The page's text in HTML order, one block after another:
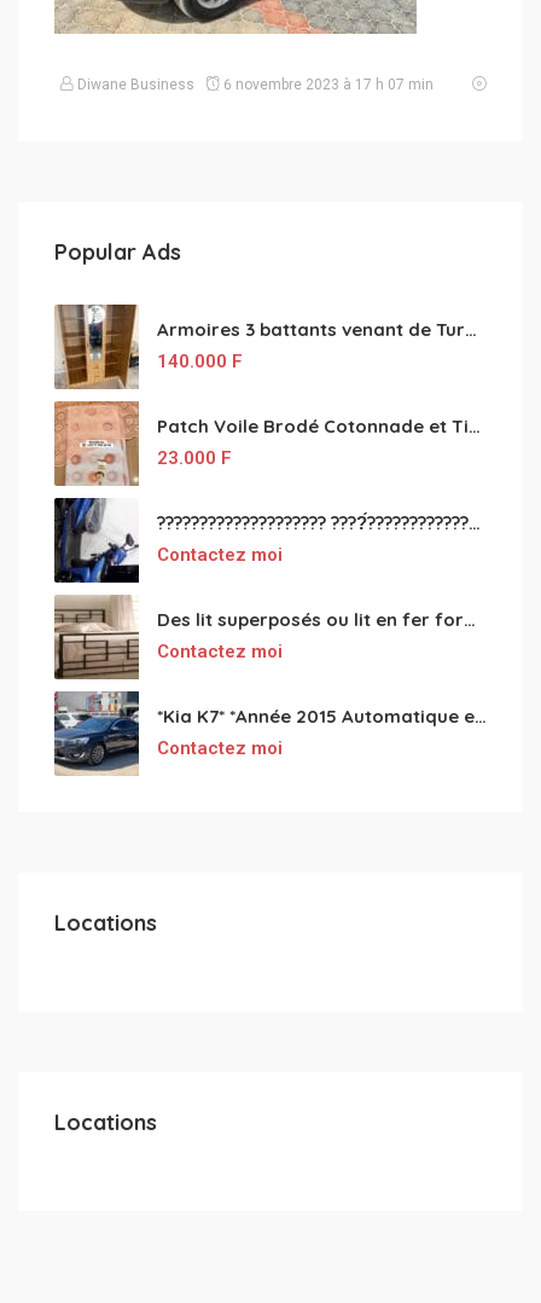
Diwane Business 6 novembre 2023 à 17 h 07 min
Popular Ads
Armoires 3 battants venant de Turquie disponibles
140.000 F
Patch Voile Brodé Cotonnade et Tinu Minu de l’Inde ???????? ????
23.000 F
???????????????????? ????́???????????????????????????????????????? à vendre
Contactez moi
Des lit superposés ou lit en fer forgé grande classes disponible
Contactez moi
*Kia K7* *Année 2015 Automatique essence ⛽️ 4 cylindres 2.0
Contactez moi
Locations
Locations